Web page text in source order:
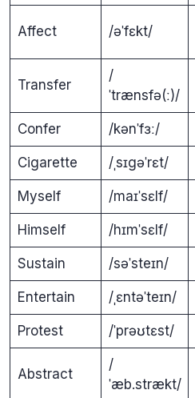
Affect /əˈfɛkt/
Transfer
/
ˈtrænsfə(ː)/
Confer /kənˈfɜː/
Cigarette /ˌsɪgəˈrɛt/
Myself /maɪˈsɛlf/
Himself /hɪmˈsɛlf/
Sustain /səˈsteɪn/
Entertain /ˌɛntəˈteɪn/
Protest /ˈprəʊtɛst/
Abstract
/
ˈæb.strækt/